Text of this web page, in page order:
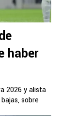
haber
2026 y alista
sobre